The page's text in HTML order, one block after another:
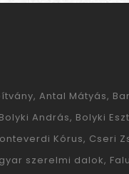
Antal Mátyás
Bolyki András Bolyki
Kórus Cseri
szerelmi dalok